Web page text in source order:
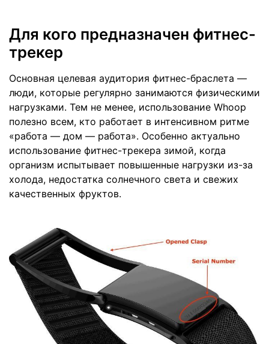
Для кого предназначен фитнес-
трекер
Основная целевая аудитория фитнес-браслета —
люди, которые регулярно занимаются физическими
нагрузками. Тем не менее, использование Whoop
полезно всем, кто работает в интенсивном ритме
«работа — дом — работа». Особенно актуально
использование фитнес-трекера зимой, когда
организм испытывает повышенные нагрузки из-за
холода, недостатка солнечного света и свежих
качественных фруктов.